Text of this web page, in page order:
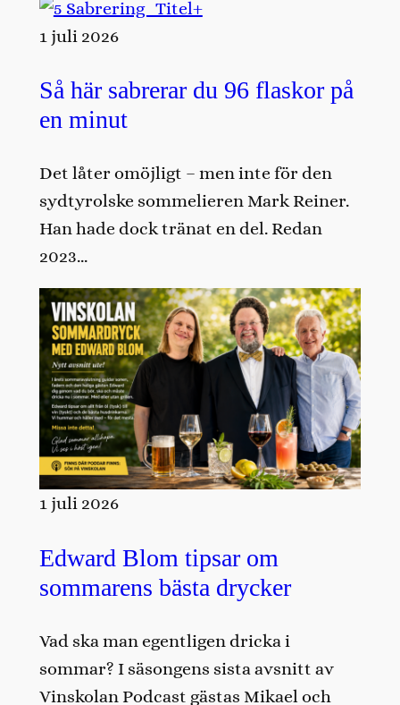
1 juli 2026
Så här sabrerar du 96 flaskor på
en minut
Det låter omöjligt – men inte för den
sydtyrolske sommelieren Mark Reiner.
Han hade dock tränat en del. Redan
2023…
1 juli 2026
Edward Blom tipsar om
sommarens bästa drycker
Vad ska man egentligen dricka i
sommar? I säsongens sista avsnitt av
Vinskolan Podcast gästas Mikael och